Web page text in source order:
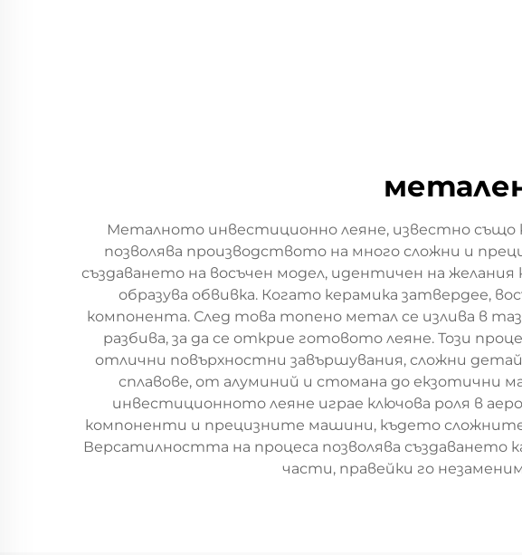
Металното инвестиционно леяне, известно също
позволява производството на много сложни и
създаването на восъчен модел, идентичен на
образува обвивка. Когато керамика затвердее,
компонента. След това топено метал се излива в
разбива, за да се открие готовото леяне. Този
отлични повърхностни завършувания, сложни
сплавове, от алуминий и стомана до екзотични
инвестиционното леяне играе ключова роля в
компоненти и прецизните машини, където
Версатилността на процеса позволява
части, правейки го